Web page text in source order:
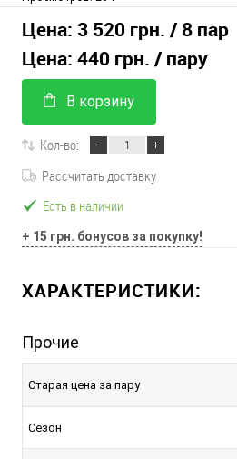
Цена: 3 520 грн. / 8 пар
Цена: 440 грн. / пару
В корзину
Кол-во:
Рассчитать доставку
Есть в наличии
+ 15 грн. бонусов за покупку!
ХАРАКТЕРИСТИКИ:
Прочие
Старая цена за пару
Сезон